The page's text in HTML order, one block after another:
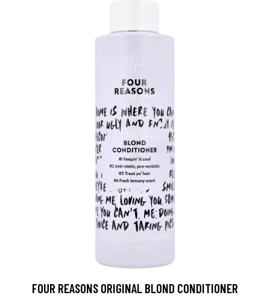
FOUR REASONS ORIGINAL BLOND CONDITIONER